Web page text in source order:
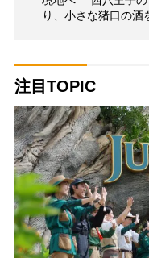
り、小さな猪口の酒
注目TOPIC